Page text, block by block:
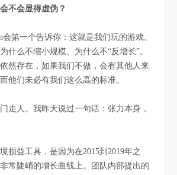
不会显得虚伪？
会第一个告诉你：这就是我们玩的游戏。
什么不缩小规模、为什么不“反增长”。
然存在，如果我们不做，会有其他人来
他们未必有我们这么高的标准。
走人。我昨天说过一句话：张力本身，
损益工具，是因为在2015到2019年之
常陡峭的增长曲线上。团队内部提出的